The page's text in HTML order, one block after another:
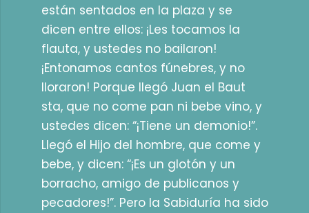
están sentados en la plaza y se
dicen entre ellos: ¡Les tocamos la
flauta, y ustedes no bailaron!
¡Entonamos cantos fúnebres, y no
lloraron! Porque llegó Juan el Baut
sta, que no come pan ni bebe vino, y
ustedes dicen: “¡Tiene un demonio!”.
Llegó el Hijo del hombre, que come y
bebe, y dicen: “¡Es un glotón y un
borracho, amigo de publicanos y
pecadores!”. Pero la Sabiduría ha sido